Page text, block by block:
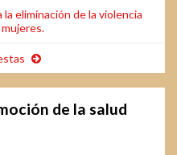
eliminación de la violencia
de la salud